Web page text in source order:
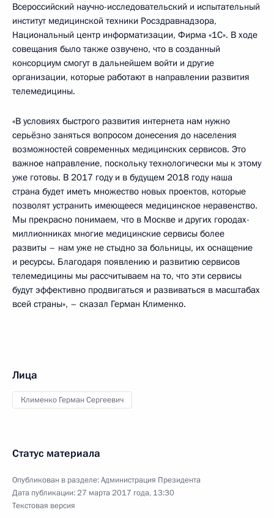
Всероссийский научно-исследовательский и испытательный
институт медицинской техники Росздравнадзора,
Национальный центр информатизации, Фирма «1С». В ходе
совещания было также озвучено, что в созданный
консорциум смогут в дальнейшем войти и другие
организации, которые работают в направлении развития
телемедицины.
«В условиях быстрого развития интернета нам нужно
серьёзно заняться вопросом донесения до населения
возможностей современных медицинских сервисов. Это
важное направление, поскольку технологически мы к этому
уже готовы. В 2017 году и в будущем 2018 году наша
страна будет иметь множество новых проектов, которые
позволят устранить имеющееся медицинское неравенство.
Мы прекрасно понимаем, что в Москве и других городах-
миллионниках многие медицинские сервисы более
развиты – нам уже не стыдно за больницы, их оснащение
и ресурсы. Благодаря появлению и развитию сервисов
телемедицины мы рассчитываем на то, что эти сервисы
будут эффективно продвигаться и развиваться в масштабах
всей страны», – сказал Герман Клименко.
Лица
Клименко Герман Сергеевич
Статус материала
Опубликован в разделе:Администрация Президента
Дата публикации:27 марта 2017 года, 13:30
Текстовая версия